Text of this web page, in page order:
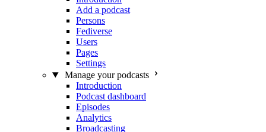
Add a podcast
Persons
Fediverse
Users
Pages
Settings
Manage your podcasts
Introduction
Podcast dashboard
Episodes
Analytics
Broadcasting